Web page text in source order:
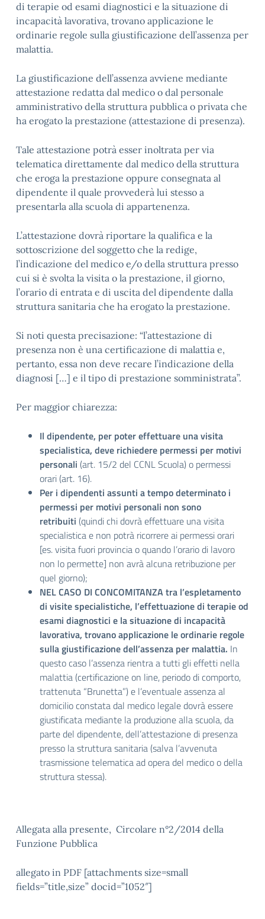
di terapie od esami diagnostici e la situazione di
incapacità lavorativa, trovano applicazione le
ordinarie regole sulla giustificazione dell’assenza per
malattia.
La giustificazione dell’assenza avviene mediante
attestazione redatta dal medico o dal personale
amministrativo della struttura pubblica o privata che
ha erogato la prestazione (attestazione di presenza).
Tale attestazione potrà esser inoltrata per via
telematica direttamente dal medico della struttura
che eroga la prestazione oppure consegnata al
dipendente il quale provvederà lui stesso a
presentarla alla scuola di appartenenza.
L’attestazione dovrà riportare la qualifica e la
sottoscrizione del soggetto che la redige,
l’indicazione del medico e/o della struttura presso
cui si è svolta la visita o la prestazione, il giorno,
l’orario di entrata e di uscita del dipendente dalla
struttura sanitaria che ha erogato la prestazione.
Si noti questa precisazione: “l’attestazione di
presenza non è una certificazione di malattia e,
pertanto, essa non deve recare l’indicazione della
diagnosi […] e il tipo di prestazione somministrata”.
Per maggior chiarezza:
Il dipendente, per poter effettuare una visita
specialistica, deve richiedere permessi per motivi
personali (art. 15/2 del CCNL Scuola) o permessi
orari (art. 16).
Per i dipendenti assunti a tempo determinato i
permessi per motivi personali non sono
retribuiti (quindi chi dovrà effettuare una visita
specialistica e non potrà ricorrere ai permessi orari
[es. visita fuori provincia o quando l’orario di lavoro
non lo permette] non avrà alcuna retribuzione per
quel giorno);
NEL CASO DI CONCOMITANZA tra l’espletamento
di visite specialistiche, l’effettuazione di terapie od
esami diagnostici e la situazione di incapacità
lavorativa, trovano applicazione le ordinarie regole
sulla giustificazione dell’assenza per malattia. In
questo caso l’assenza rientra a tutti gli effetti nella
malattia (certificazione on line, periodo di comporto,
trattenuta “Brunetta”) e l’eventuale assenza al
domicilio constata dal medico legale dovrà essere
giustificata mediante la produzione alla scuola, da
parte del dipendente, dell’attestazione di presenza
presso la struttura sanitaria (salva l’avvenuta
trasmissione telematica ad opera del medico o della
struttura stessa).
Allegata alla presente, Circolare n°2/2014 della
Funzione Pubblica
allegato in PDF [attachments size=small
fields=”title,size” docid=”1052″]